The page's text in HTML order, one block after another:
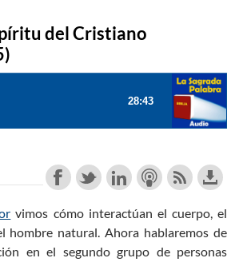
del Cristiano
vimos cómo interactúan el cuerpo, el
hombre natural. Ahora hablaremos de
en el segundo grupo de personas